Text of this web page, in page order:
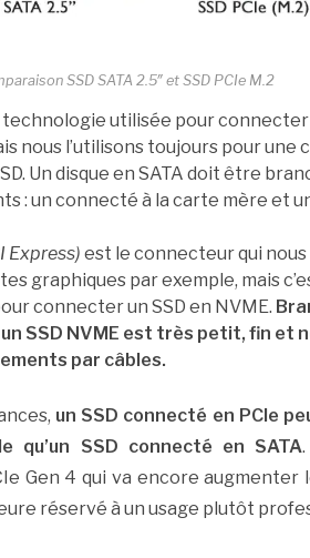
SSD SATA 2.5″ et SSD PCIe M.2
utilisée pour connecter
nous l’utilisons toujours pour une
Un disque en SATA doit être
: un connecté à la carte mère et
Express) est le connecteur qui
graphiques par exemple, mais
connecter un SSD en NVME.
SSD NVME est très petit, fin et
par câbles.
un SSD connecté en PCIe
qu’un SSD connecté en SATA
Gen 4 qui va encore augmenter
réservé à un usage plutôt